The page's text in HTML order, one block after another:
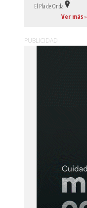
El Pla de Onda
Ver más»
PUBLICIDAD